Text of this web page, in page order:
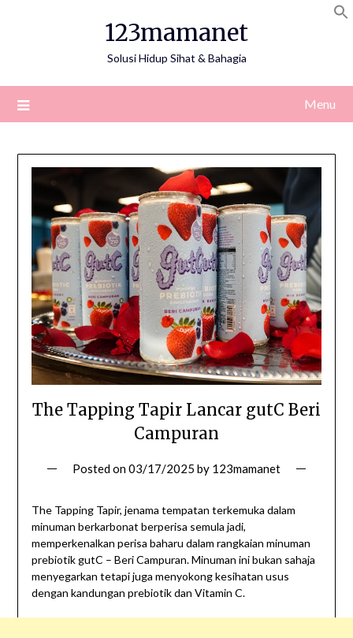
123mamanet
Solusi Hidup Sihat & Bahagia
Menu
The Tapping Tapir Lancar gutC Beri
Campuran
Posted on03/17/2025 by 123mamanet
The Tapping Tapir, jenama tempatan terkemuka dalam
minuman berkarbonat berperisa semula jadi,
memperkenalkan perisa baharu dalam rangkaian minuman
prebiotik gutC – Beri Campuran. Minuman ini bukan sahaja
menyegarkan tetapi juga menyokong kesihatan usus
dengan kandungan prebiotik dan Vitamin C.